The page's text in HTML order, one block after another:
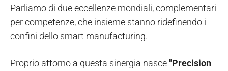
Parliamo di due eccellenze mondiali, complementari
per competenze, che insieme stanno ridefinendo i
confini dello smart manufacturing.
Proprio attorno a questa sinergia nasce"Precision